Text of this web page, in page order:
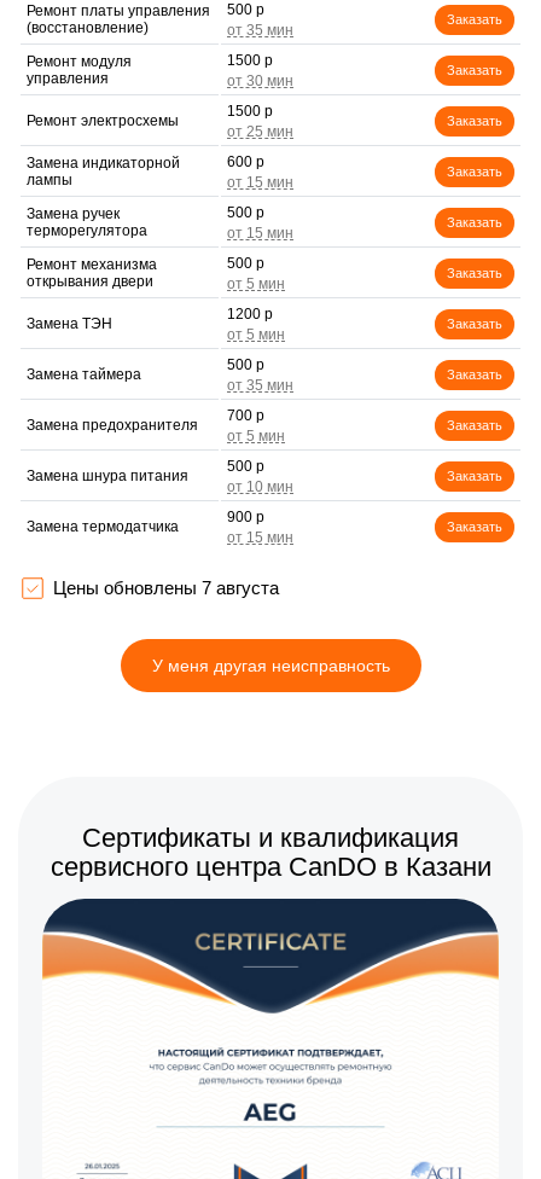
Ремонт платы управления
(восстановление)
500 р
Заказать
Ремонт модуля
управления
1500 р
Заказать
Ремонт электросхемы
1500 р
Заказать
Замена индикаторной
лампы
600 р
Заказать
Замена ручек
терморегулятора
500 р
Заказать
Ремонт механизма
открывания двери
500 р
Заказать
Замена ТЭН
1200 р
Заказать
Замена таймера
500 р
Заказать
Замена предохранителя
700 р
Заказать
Замена шнура питания
500 р
Заказать
Замена термодатчика
900 р
Заказать
управления
Цены обновлены 7 августа
У меня другая неисправность
Сертификаты и квалификация
сервисного центра CanDO в Казани